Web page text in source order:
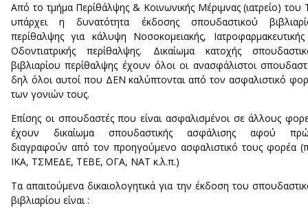
Από το τμήμα Περίθάλψης & Κοινωνικής Μέριμνας (ιατρείο) του
υπάρχει η δυνατότητα έκδοσης σπουδαστικού
περίθαλψης για κάλυψη Νοσοκομειακής,
Οδοντιατρικής περίθαλψης. Δικαίωμα κατοχής
βιβλιαρίου περίθαλψης έχουν όλοι οι ανασφάλιστοι
δηλ όλοι αυτοί που ΔΕΝ καλύπτονται από τον ασφαλιστικό
των γονιών τους.
Επίσης οι σπουδαστές που είναι ασφαλισμένοι σε άλλους
έχουν δικαίωμα σπουδαστικής ασφάλισης αφού
διαγραφούν από τον προηγούμενο ασφαλιστικό τους φορέα
ΙΚΑ, ΤΣΜΕΔΕ, ΤΕΒΕ, ΟΓΑ, ΝΑΤ κ.λ.π.)
Τα απαιτούμενα δικαιολογητικά για την έκδοση του
βιβλιαρίου είναι :